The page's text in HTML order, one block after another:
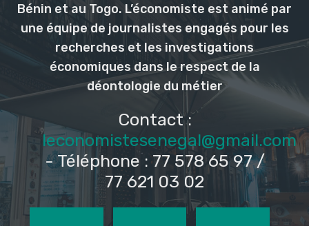
Bénin et au Togo. L’économiste est animé par
une équipe de journalistes engagés pour les
recherches et les investigations
économiques dans le respect de la
déontologie du métier
Contact :
leconomistesenegal@gmail.com
- Téléphone : 77 578 65 97 /
77 621 03 02